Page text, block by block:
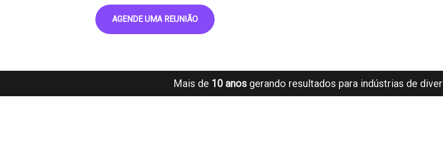
AGENDE UMA REUNIÃO
Mais de 10 anos gerando resultados para indústrias de